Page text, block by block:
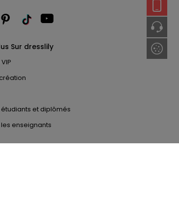
Sur dresslily
et diplômés
enseignants